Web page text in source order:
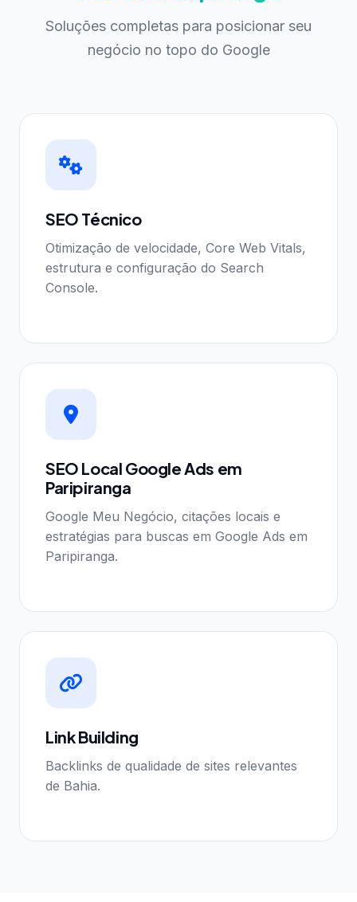
Soluções completas para posicionar seu
negócio no topo do Google
SEO Técnico
Otimização de velocidade, Core Web Vitals,
estrutura e configuração do Search
Console.
SEO Local Google Ads em
Paripiranga
Google Meu Negócio, citações locais e
estratégias para buscas em Google Ads em
Paripiranga.
Link Building
Backlinks de qualidade de sites relevantes
de Bahia.